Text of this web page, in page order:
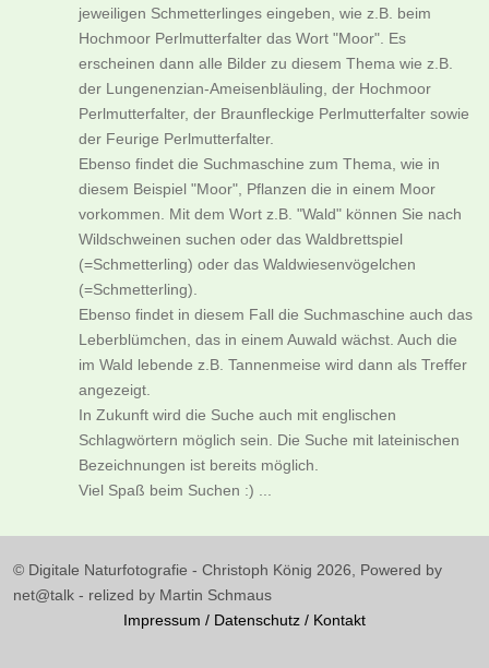
jeweiligen Schmetterlinges eingeben, wie z.B. beim
Hochmoor Perlmutterfalter das Wort "Moor". Es
erscheinen dann alle Bilder zu diesem Thema wie z.B.
der Lungenenzian-Ameisenbläuling, der Hochmoor
Perlmutterfalter, der Braunfleckige Perlmutterfalter sowie
der Feurige Perlmutterfalter.
Ebenso findet die Suchmaschine zum Thema, wie in
diesem Beispiel "Moor", Pflanzen die in einem Moor
vorkommen. Mit dem Wort z.B. "Wald" können Sie nach
Wildschweinen suchen oder das Waldbrettspiel
(=Schmetterling) oder das Waldwiesenvögelchen
(=Schmetterling).
Ebenso findet in diesem Fall die Suchmaschine auch das
Leberblümchen, das in einem Auwald wächst. Auch die
im Wald lebende z.B. Tannenmeise wird dann als Treffer
angezeigt.
In Zukunft wird die Suche auch mit englischen
Schlagwörtern möglich sein. Die Suche mit lateinischen
Bezeichnungen ist bereits möglich.
Viel Spaß beim Suchen :) ...
© Digitale Naturfotografie - Christoph König 2026, Powered by
net@talk - relized by Martin Schmaus
Impressum / Datenschutz / Kontakt